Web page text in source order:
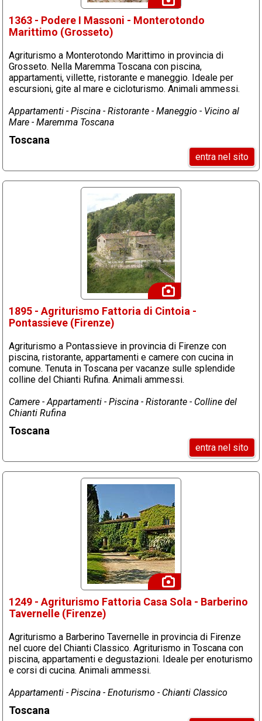
1363 - Podere I Massoni - Monterotondo
Marittimo (Grosseto)
Agriturismo a Monterotondo Marittimo in provincia di
Grosseto. Nella Maremma Toscana con piscina,
appartamenti, villette, ristorante e maneggio. Ideale per
escursioni, gite al mare e cicloturismo. Animali ammessi.
Appartamenti - Piscina - Ristorante - Maneggio - Vicino al
Mare - Maremma Toscana
Toscana
entra nel sito
1895 - Agriturismo Fattoria di Cintoia -
Pontassieve (Firenze)
Agriturismo a Pontassieve in provincia di Firenze con
piscina, ristorante, appartamenti e camere con cucina in
comune. Tenuta in Toscana per vacanze sulle splendide
colline del Chianti Rufina. Animali ammessi.
Camere - Appartamenti - Piscina - Ristorante - Colline del
Chianti Rufina
Toscana
entra nel sito
1249 - Agriturismo Fattoria Casa Sola - Barberino
Tavernelle (Firenze)
Agriturismo a Barberino Tavernelle in provincia di Firenze
nel cuore del Chianti Classico. Agriturismo in Toscana con
piscina, appartamenti e degustazioni. Ideale per enoturismo
e corsi di cucina. Animali ammessi.
Appartamenti - Piscina - Enoturismo - Chianti Classico
Toscana